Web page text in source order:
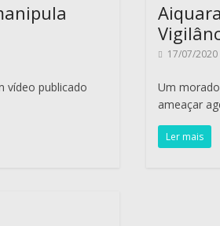
vídeo publicado
17/07/2020
Um
ameaçar
Ler mais